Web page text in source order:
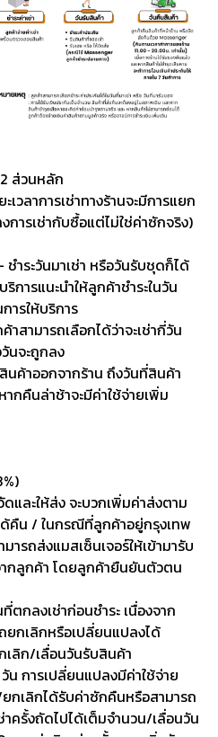
2 ส่วนหลัก
เวลาการเช่าทางร้านจะมีการแยก
การเช่ากับซื้อแต่ไม่ใช่ค่าซักจริง)
ำระวันมาเช่า หรือวันรับชุดก็ได้
การแนะนำให้ลูกค้าชำระในวัน
ารให้บริการ
าสามารถเลือกได้ว่าจะเช่ากี่วัน
นจะถูกลง
ค้าออกจากร้าน ถึงวันที่สินค้า
กคืนล่าช้าจะมีค่าใช้จ่ายเพิ่ม
และให้ส่ง จะบวกเพิ่มค่าส่งตาม
ด้คืน / ในกรณีที่ลูกค้าอยู่กรุงเทพ
ารถส่งแมสเซ็นเจอร์ให้เข้ามารับ
ากลูกค้า โดยลูกค้ายืนยันตัวตน
กลงเช่าก่อนชำระ เนื่องจาก
ยกเลิกหรือเปลี่ยนแปลงได้
ลิก/เลื่อนวันรับสินค้า
น การเปลี่ยนแปลงมีค่าใช้จ่าย
เลิกได้รับค่าซักคืนหรือสามารถ
าครั้งถัดไปได้เต็มจำนวน/เลื่อนวัน